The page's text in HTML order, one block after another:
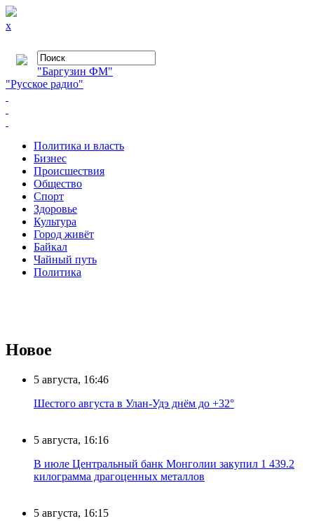
x
"Баргузин ФМ"
"Русское радио"
Политика и власть
Бизнес
Происшествия
Общество
Cпорт
Здоровье
Культура
Город живёт
Байкал
Чайный путь
Политика
Новое
5 августа, 16:46
Шестого августа в Улан-Удэ днём до +32°
5 августа, 16:16
В июле Центральный банк Монголии закупил 1 439.2
килограмма драгоценных металлов
5 августа, 16:15